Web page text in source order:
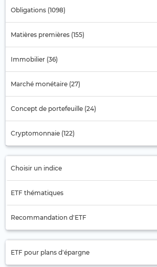
Obligations (1098)
Matières premières (155)
Immobilier (36)
Marché monétaire (27)
Concept de portefeuille (24)
Cryptomonnaie (122)
Choisir un indice
Sélection de l'indice
ETF thématiques
Aérospatiale (4)
Alimentation et Boissons (3)
Recommandation d'ETF
Actions Asie-Pacifique (ex Japon) (3)
ETF pour plans d'épargne